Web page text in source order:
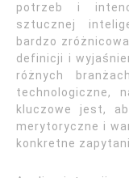
potrzeb i
sztucznej
bardzo
definicji i
różnych
technologiczne,
kluczowe jest,
merytoryczne i
konkretne